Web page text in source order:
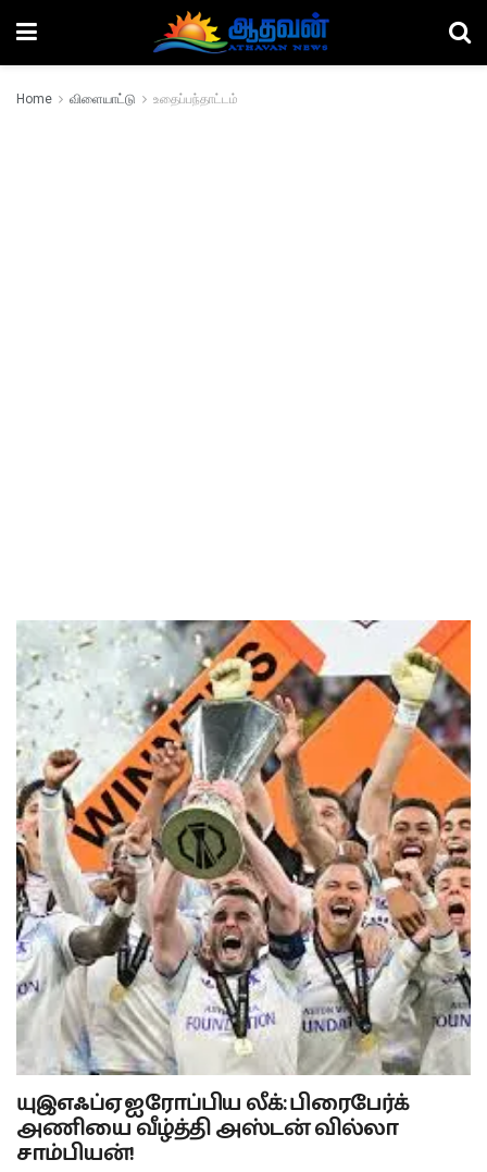
Home விளையாட்டு உதைப்பந்தாட்டம்
யுஇஎஃப்ஏ ஐரோப்பிய லீக்: பிரைபேர்க்
அணியை வீழ்த்தி அஸ்டன் வில்லா
சாம்பியன்!